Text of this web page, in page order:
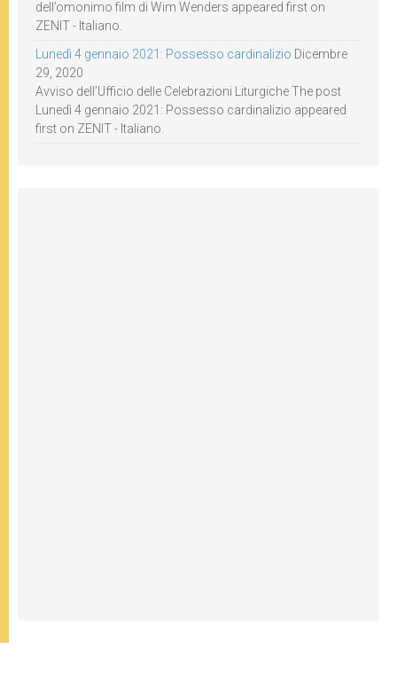
dell’omonimo film di Wim Wenders appeared first on
ZENIT - Italiano.
Lunedì 4 gennaio 2021: Possesso cardinalizio Dicembre
29, 2020
Avviso dell’Ufficio delle Celebrazioni Liturgiche The post
Lunedì 4 gennaio 2021: Possesso cardinalizio appeared
first on ZENIT - Italiano.